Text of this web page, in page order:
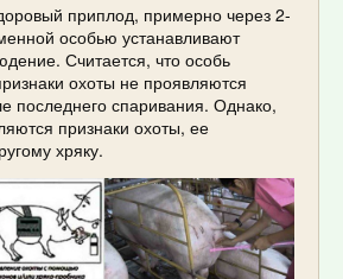
приплод, примерно через 2-
особью устанавливают
Считается, что особь
охоты не проявляются
последнего спаривания. Однако,
признаки охоты, ее
хряку.